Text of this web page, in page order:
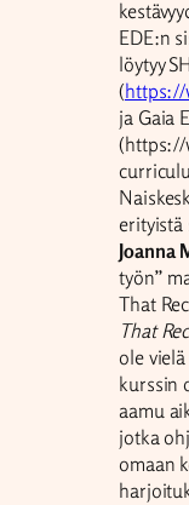
EDE:n
löytyy
(https://
ja Gaia
(https://
erityistä
Joanna
työn”
That
That
ole
kurssin
aamu
jotka
omaan